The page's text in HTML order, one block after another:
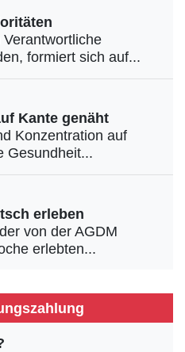
formiert sich auf...
Kante genäht
Konzentration auf
Gesundheit...
erleben
von der AGDM
erlebten...